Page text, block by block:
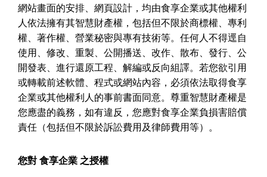
網站畫面的安排、網頁設計，均由食享企業或其他權利
人依法擁有其智慧財產權，包括但不限於商標權、專利
權、著作權、營業秘密與專有技術等。任何人不得逕自
使用、修改、重製、公開播送、改作、散布、發行、公
開發表、進行還原工程、解編或反向組譯。若您欲引用
或轉載前述軟體、程式或網站內容，必須依法取得食享
企業或其他權利人的事前書面同意。尊重智慧財產權是
您應盡的義務，如有違反，您應對食享企業負損害賠償
責任（包括但不限於訴訟費用及律師費用等）。
您對食享企業之授權